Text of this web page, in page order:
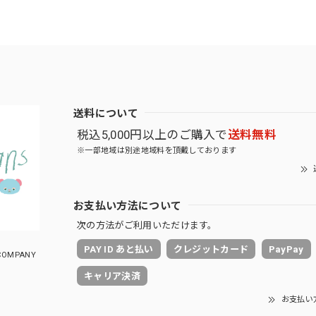
送料について
税込5,000円以上のご購入で送料無料
※一部地域は別途地域料を頂戴しております
お支払い方法について
次の方法がご利用いただけます。
PAY ID あと払い クレジットカード PayPay
キャリア決済
お支払い